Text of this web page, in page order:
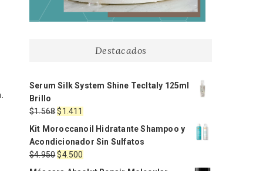
Destacados
Serum Silk System Shine TecItaly 125ml
Brillo
$1.568El
original
era:
$1.568.
$1.411
precio
actual
es:
$1.411.
Kit Moroccanoil Hidratante Shampoo y
Acondicionador Sin Sulfatos
$4.950El
precio
$4.500
precio